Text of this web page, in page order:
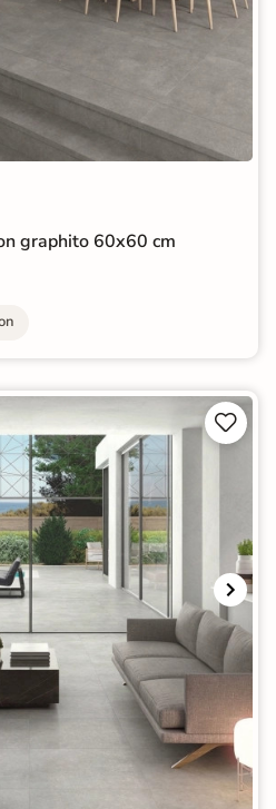
graphito 60x60 cm

